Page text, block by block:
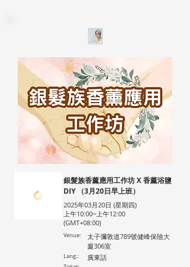
銀髮族香薰應用工作坊 X 香薰浴鹽
DIY （3月20日早上班）
2025年03月20日 (星期四)
上午10:00~上午12:00
(GMT+08:00)
Venue:
太子彌敦道789號健峰保險大
廈306室
Lang.: 廣東話